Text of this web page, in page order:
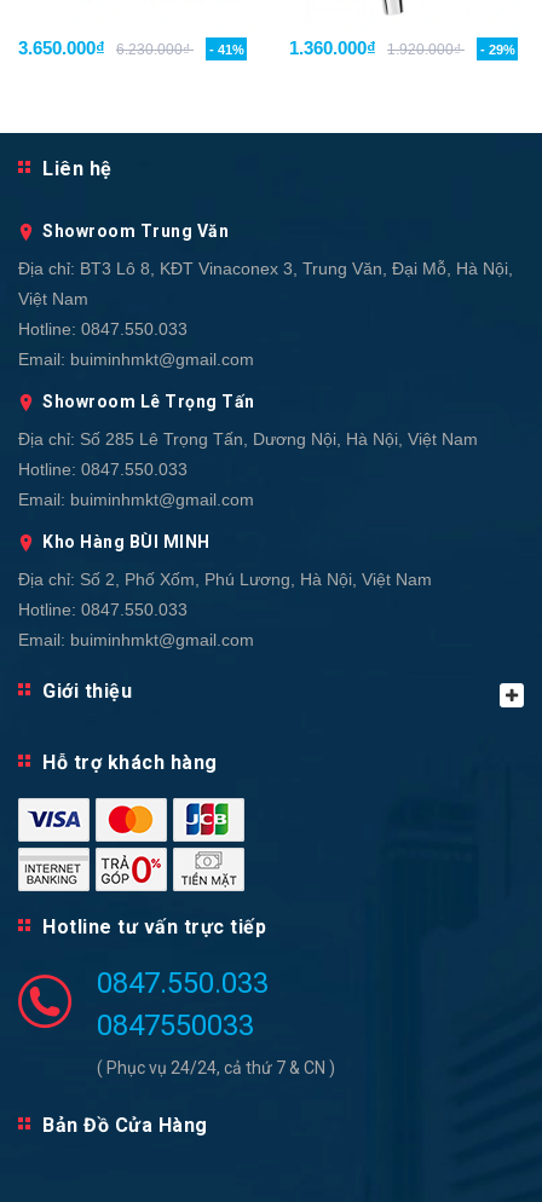
3.650.000₫ 6.230.000₫ - 41% 1.360.000₫ 1.920.000₫ - 29%
Liên hệ
Showroom Trung Văn
Địa chỉ: BT3 Lô 8, KĐT Vinaconex 3, Trung Văn, Đại Mỗ, Hà Nội,
Việt Nam
Hotline: 0847.550.033
Email: buiminhmkt@gmail.com
Showroom Lê Trọng Tấn
Địa chỉ: Số 285 Lê Trọng Tấn, Dương Nội, Hà Nội, Việt Nam
Hotline: 0847.550.033
Email: buiminhmkt@gmail.com
Kho Hàng BÙI MINH
Địa chỉ: Số 2, Phố Xốm, Phú Lương, Hà Nội, Việt Nam
Hotline: 0847.550.033
Email: buiminhmkt@gmail.com
Giới thiệu
Hỗ trợ khách hàng
Hotline tư vấn trực tiếp
0847.550.033
0847550033
( Phục vụ 24/24, cả thứ 7 & CN )
Bản Đồ Cửa Hàng